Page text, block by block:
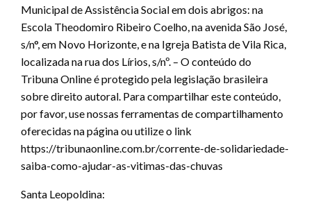
Municipal de Assistência Social em dois abrigos: na
Escola Theodomiro Ribeiro Coelho, na avenida São José,
s/n°, em Novo Horizonte, e na Igreja Batista de Vila Rica,
localizada na rua dos Lírios, s/nº. – O conteúdo do
Tribuna Online é protegido pela legislação brasileira
sobre direito autoral. Para compartilhar este conteúdo,
por favor, use nossas ferramentas de compartilhamento
oferecidas na página ou utilize o link
https://tribunaonline.com.br/corrente-de-solidariedade-
saiba-como-ajudar-as-vitimas-das-chuvas
Santa Leopoldina: